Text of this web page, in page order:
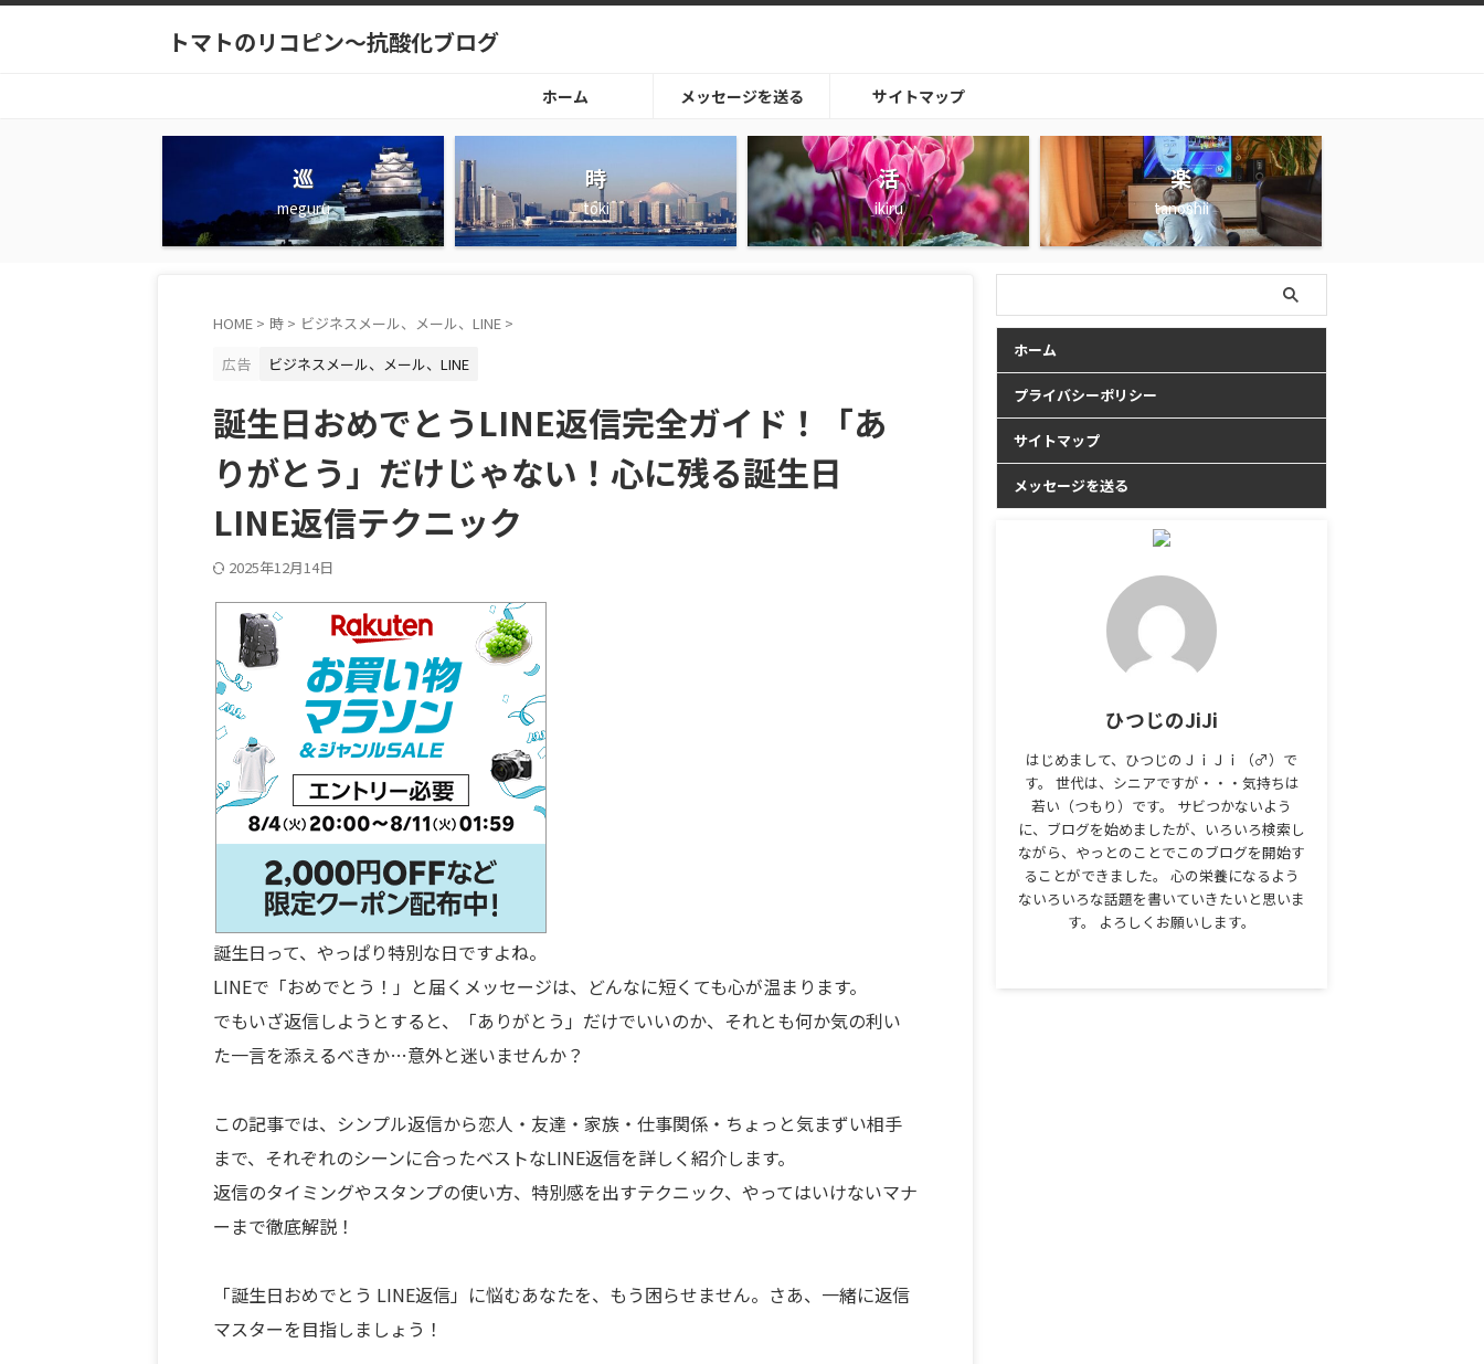
トマトのリコピン～抗酸化ブログ
ホーム メッセージを送る サイトマップ
巡
meguru
時
toki
活
ikiru
楽
tanoshii
HOME > 時 > ビジネスメール、メール、LINE >
広告
ビジネスメール、メール、LINE
誕生日おめでとうLINE返信完全ガイド！「あ
りがとう」だけじゃない！心に残る誕生日
LINE返信テクニック
2025年12月14日
誕生日って、やっぱり特別な日ですよね。
LINEで「おめでとう！」と届くメッセージは、どんなに短くても心が温まります。
でもいざ返信しようとすると、「ありがとう」だけでいいのか、それとも何か気の利い
た一言を添えるべきか…意外と迷いませんか？
この記事では、シンプル返信から恋人・友達・家族・仕事関係・ちょっと気まずい相手
まで、それぞれのシーンに合ったベストなLINE返信を詳しく紹介します。
返信のタイミングやスタンプの使い方、特別感を出すテクニック、やってはいけないマナ
ーまで徹底解説！
「誕生日おめでとう LINE返信」に悩むあなたを、もう困らせません。さあ、一緒に返信
マスターを目指しましょう！
ホーム
プライバシーポリシー
サイトマップ
メッセージを送る
ひつじのJiJi
はじめまして、ひつじのＪｉＪｉ（♂）で
す。 世代は、シニアですが・・・気持ちは
若い（つもり）です。 サビつかないよう
に、ブログを始めましたが、いろいろ検索し
ながら、やっとのことでこのブログを開始す
ることができました。 心の栄養になるよう
ないろいろな話題を書いていきたいと思いま
す。 よろしくお願いします。